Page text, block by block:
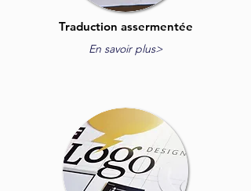
Traduction assermentée
En savoir plus>